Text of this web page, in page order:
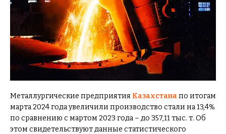
Металлургические предприятия Казахстана по итогам
марта 2024 года увеличили производство стали на 13,4%
по сравнению с мартом 2023 года – до 357,11 тыс. т. Об
этом свидетельствуют данные статистического